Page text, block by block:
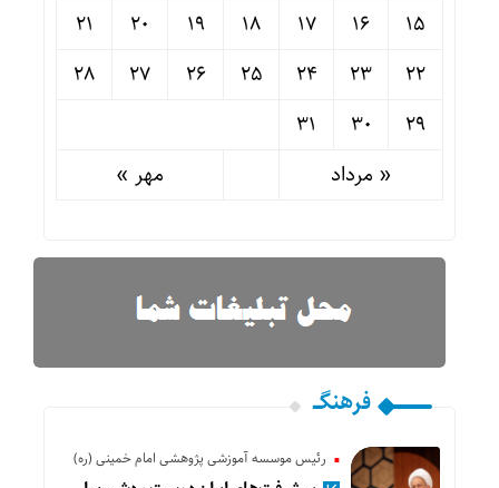
« مرداد مهر »
15
16
17
18
19
20
21
22
23
24
25
26
27
28
29
30
31
فرهنگـــ
رئیس موسسه آموزشی پژوهشی امام خمینی (ره)